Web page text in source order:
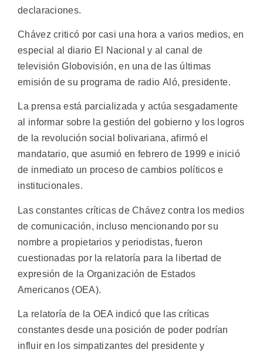
declaraciones.
Chávez criticó por casi una hora a varios medios, en
especial al diario El Nacional y al canal de
televisión Globovisión, en una de las últimas
emisión de su programa de radio Aló, presidente.
La prensa está parcializada y actúa sesgadamente
al informar sobre la gestión del gobierno y los logros
de la revolución social bolivariana, afirmó el
mandatario, que asumió en febrero de 1999 e inició
de inmediato un proceso de cambios políticos e
institucionales.
Las constantes críticas de Chávez contra los medios
de comunicación, incluso mencionando por su
nombre a propietarios y periodistas, fueron
cuestionadas por la relatoría para la libertad de
expresión de la Organización de Estados
Americanos (OEA).
La relatoría de la OEA indicó que las críticas
constantes desde una posición de poder podrían
influir en los simpatizantes del presidente y